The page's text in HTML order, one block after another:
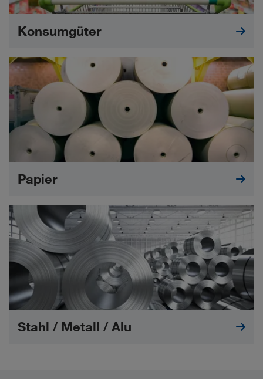
Konsumgüter
Papier
Stahl / Metall / Alu